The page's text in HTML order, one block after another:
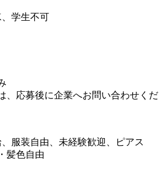
学生不可
、応募後に企業へお問い合わせくだ
服装自由、未経験歓迎、ピアス
髪色自由